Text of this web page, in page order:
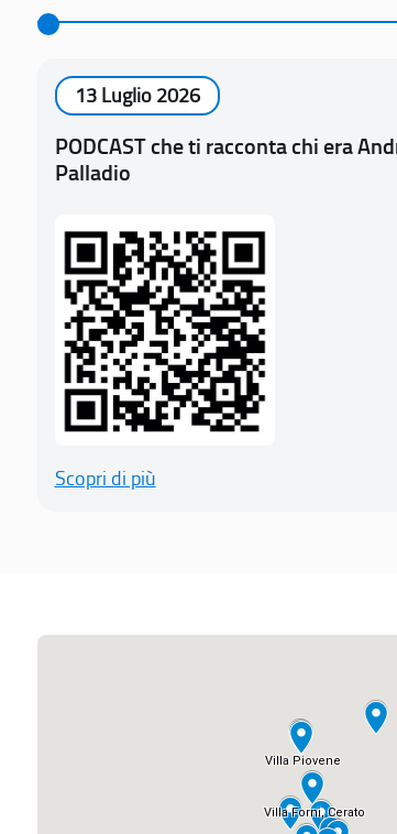
13 Luglio 2026
PODCAST che ti racconta chi era
Palladio
Scopri di più